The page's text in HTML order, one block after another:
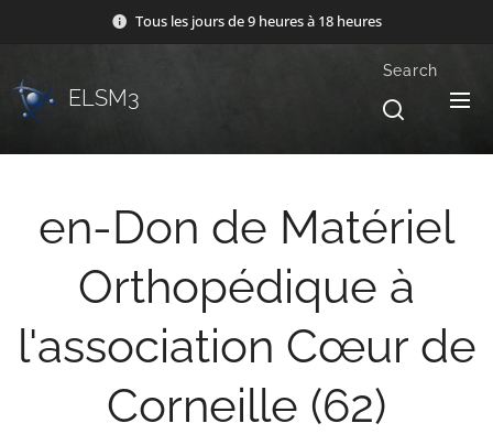
Tous les jours de 9 heures à 18 heures
ELSM3
Search
en-Don de Matériel
Orthopédique à
l'association Cœur de
Corneille (62)